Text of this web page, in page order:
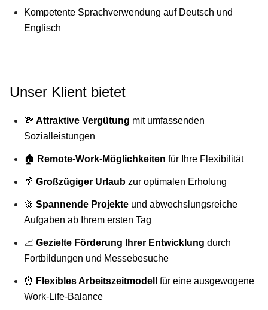
Kompetente Sprachverwendung auf Deutsch und
Englisch
Unser Klient bietet
💸 Attraktive Vergütung mit umfassenden
Sozialleistungen
🏠 Remote-Work-Möglichkeiten für Ihre Flexibilität
🌴 Großzügiger Urlaub zur optimalen Erholung
🚀 Spannende Projekte und abwechslungsreiche
Aufgaben ab Ihrem ersten Tag
📈 Gezielte Förderung Ihrer Entwicklung durch
Fortbildungen und Messebesuche
⏰ Flexibles Arbeitszeitmodell
für eine ausgewogene
Work-Life-Balance